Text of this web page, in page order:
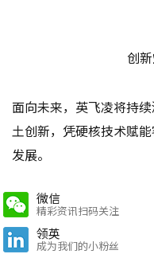
创
面向未来，英飞凌将持
土创新，凭硬核技术赋
发展。
微信
精彩资讯扫码关注
领英
成为我们的小粉丝